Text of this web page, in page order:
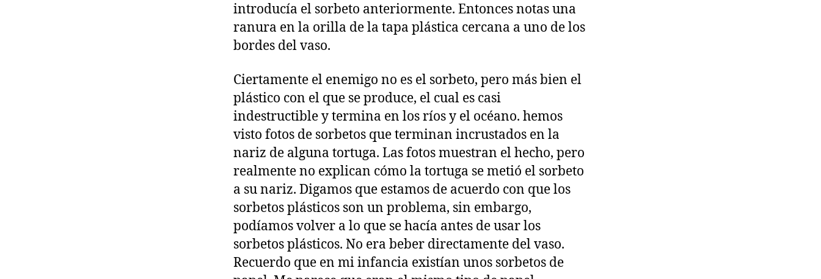
introducía el sorbeto anteriormente. Entonces notas una
ranura en la orilla de la tapa plástica cercana a uno de los
bordes del vaso.
Ciertamente el enemigo no es el sorbeto, pero más bien el
plástico con el que se produce, el cual es casi
indestructible y termina en los ríos y el océano. hemos
visto fotos de sorbetos que terminan incrustados en la
nariz de alguna tortuga. Las fotos muestran el hecho, pero
realmente no explican cómo la tortuga se metió el sorbeto
a su nariz. Digamos que estamos de acuerdo con que los
sorbetos plásticos son un problema, sin embargo,
podíamos volver a lo que se hacía antes de usar los
sorbetos plásticos. No era beber directamente del vaso.
Recuerdo que en mi infancia existían unos sorbetos de